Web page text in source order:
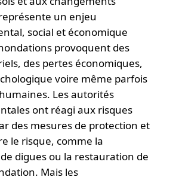
un enjeu
social et économique
provoquent des
des pertes économiques,
voire même parfois
Les autorités
ont réagi aux risques
des mesures de protection et
le risque, comme la
digues ou la restauration de
Mais les